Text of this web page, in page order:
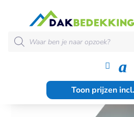
Producten
zoeken
Toon prijzen
|DAKRANDAFWERKING|